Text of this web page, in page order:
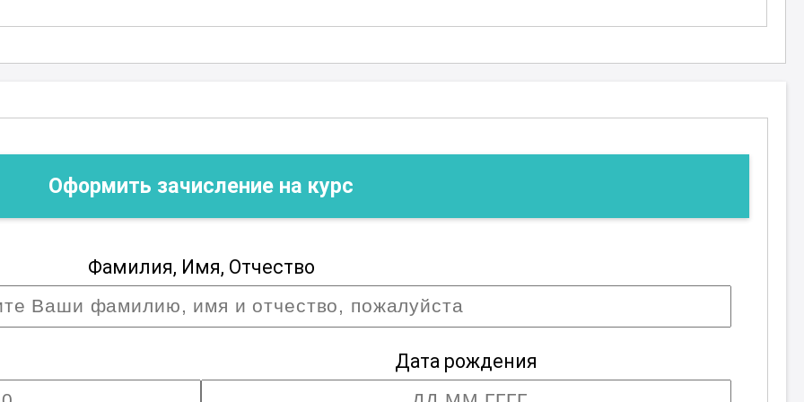
. Улучшите свои навыки управления,
Оформить зачисление на курс
Фамилия, Имя, Отчество
Дата рождения